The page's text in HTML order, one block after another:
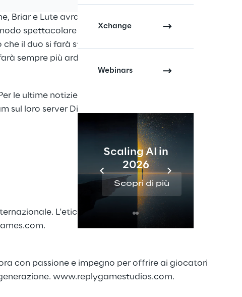
Xchange
Webinars
Scaling AI in
2026
Scopri di più
Briar e Lute avranno a
spettacolare e
il duo si farà strada
sempre più ardua, e
le ultime notizie sulla
sul loro server Discord
L'etichetta è orgogliosa di fornire
.
con passione e impegno per offrire ai giocatori
www.replygamestudios.com.